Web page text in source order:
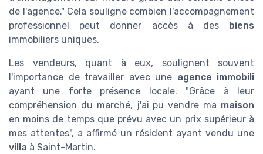
de l'agence." Cela souligne combien l'accompagnement
professionnel peut donner accès à des biens
immobiliers uniques.
Les vendeurs, quant à eux, soulignent souvent
l'importance de travailler avec une agence immobili
ayant une forte présence locale. "Grâce à leur
compréhension du marché, j'ai pu vendre ma maison
en moins de temps que prévu avec un prix supérieur à
mes attentes", a affirmé un résident ayant vendu une
villa à Saint-Martin.